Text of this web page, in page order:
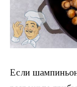
Если